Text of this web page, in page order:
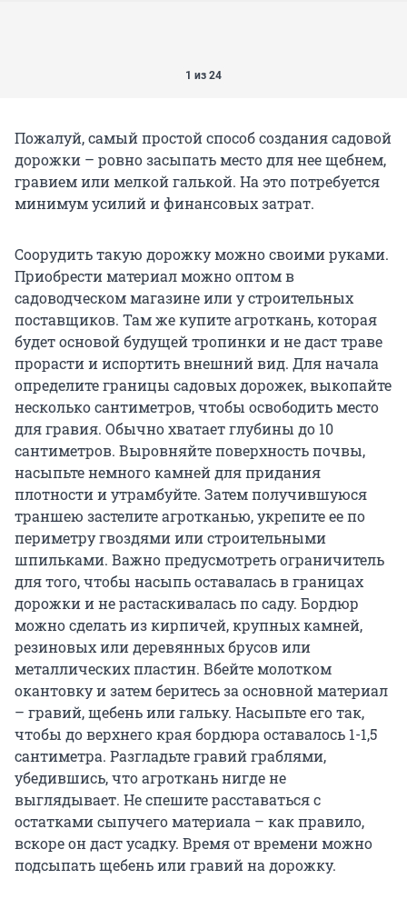
1 из 24
Пожалуй, самый простой способ создания садовой
дорожки – ровно засыпать место для нее щебнем,
гравием или мелкой галькой. На это потребуется
минимум усилий и финансовых затрат.
Соорудить такую дорожку можно своими руками.
Приобрести материал можно оптом в
садоводческом магазине или у строительных
поставщиков. Там же купите агроткань, которая
будет основой будущей тропинки и не даст траве
прорасти и испортить внешний вид. Для начала
определите границы садовых дорожек, выкопайте
несколько сантиметров, чтобы освободить место
для гравия. Обычно хватает глубины до 10
сантиметров. Выровняйте поверхность почвы,
насыпьте немного камней для придания
плотности и утрамбуйте. Затем получившуюся
траншею застелите агротканью, укрепите ее по
периметру гвоздями или строительными
шпильками. Важно предусмотреть ограничитель
для того, чтобы насыпь оставалась в границах
дорожки и не растаскивалась по саду. Бордюр
можно сделать из кирпичей, крупных камней,
резиновых или деревянных брусов или
металлических пластин. Вбейте молотком
окантовку и затем беритесь за основной материал
– гравий, щебень или гальку. Насыпьте его так,
чтобы до верхнего края бордюра оставалось 1-1,5
сантиметра. Разгладьте гравий граблями,
убедившись, что агроткань нигде не
выглядывает. Не спешите расставаться с
остатками сыпучего материала – как правило,
вскоре он даст усадку. Время от времени можно
подсыпать щебень или гравий на дорожку.